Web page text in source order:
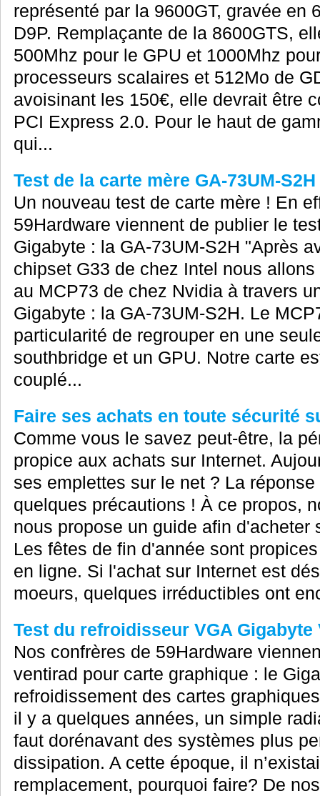
représenté par la 9600GT, gravée en
D9P. Remplaçante de la 8600GTS,
500Mhz pour le GPU et 1000Mhz
processeurs scalaires et 512Mo de
avoisinant les 150€, elle devrait être
PCI Express 2.0. Pour le haut de
qui...
Test de la carte mère GA-73UM-S2H
Un nouveau test de carte mère ! En
59Hardware viennent de publier le
Gigabyte : la GA-73UM-S2H "Après
chipset G33 de chez Intel nous
au MCP73 de chez Nvidia à travers
Gigabyte : la GA-73UM-S2H. Le
particularité de regrouper en une
southbridge et un GPU. Notre carte
couplé...
Faire ses achats en toute sécurité
Comme vous le savez peut-être, la
propice aux achats sur Internet.
ses emplettes sur le net ? La
quelques précautions ! À ce propos,
nous propose un guide afin d'acheter
Les fêtes de fin d'année sont
en ligne. Si l'achat sur Internet est
moeurs, quelques irréductibles ont
Test du refroidisseur VGA Gigabyte
Nos confrères de 59Hardware
ventirad pour carte graphique : le
refroidissement des cartes
il y a quelques années, un simple
faut dorénavant des systèmes plus
dissipation. A cette époque, il
remplacement, pourquoi faire? De